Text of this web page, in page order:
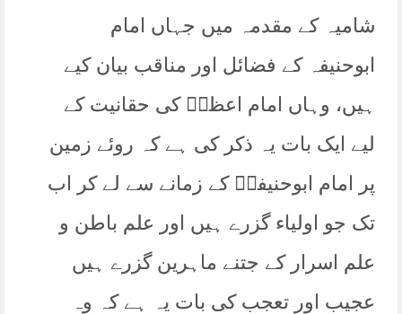
شامیہ کے مقدمہ میں جہاں امام
ابوحنیفہ کے فضائل اور مناقب بیان کیے
ہیں، وہاں امام اعظمؒ کی حقانیت کے
لیے ایک بات یہ ذکر کی ہے کہ روئے زمین
پر امام ابوحنیفہؒ کے زمانے سے لے کر اب
تک جو اولیاء گزرے ہیں اور علم باطن و
علم اسرار کے جتنے ماہرین گزرے ہیں
عجیب اور تعجب کی بات یہ ہے کہ وہ